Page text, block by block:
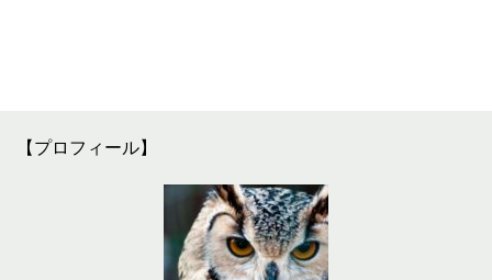
【プロフィール】